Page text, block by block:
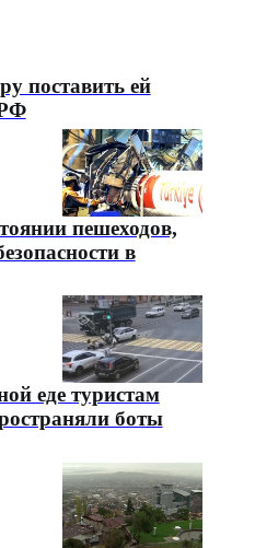
поставить ей
пешеходов,
в
еде туристам
боты